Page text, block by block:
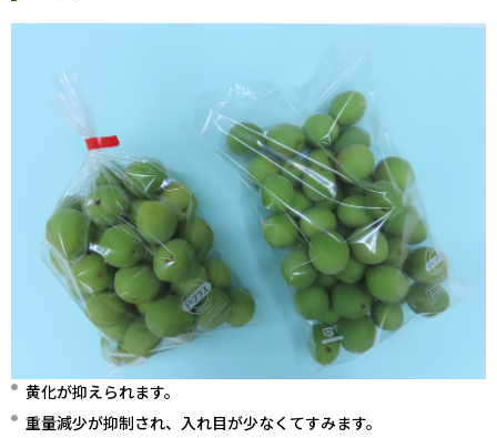
黄化が抑えられます。
重量減少が抑制され、入れ目が少なくてすみます。